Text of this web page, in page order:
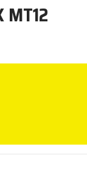
MT12